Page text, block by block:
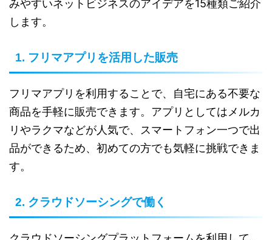
みやすいネットビジネスのアイデアを15種類ご紹介
します。
1. フリマアプリを活用した販売
フリマアプリを利用することで、自宅にある不要な
商品を手軽に販売できます。アプリとしてはメルカ
リやラクマなどが人気で、スマートフォン一つで出
品ができるため、初めての方でも気軽に挑戦できま
す。
2. クラウドソーシングで働く